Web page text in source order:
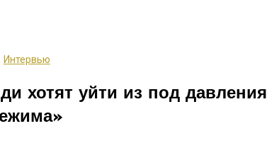
Интервью
хотят уйти из под давления